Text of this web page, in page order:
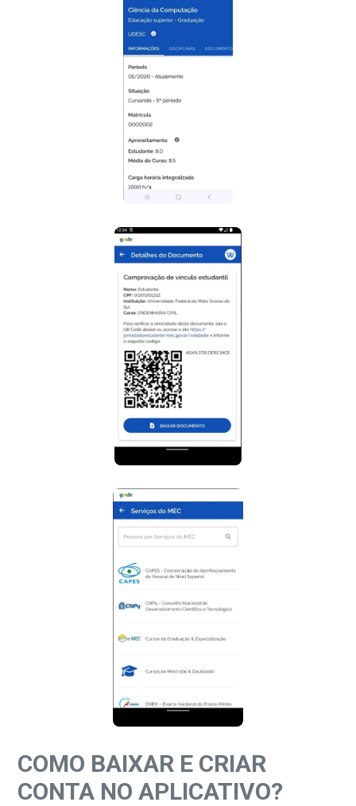
COMO BAIXAR E CRIAR
CONTA NO APLICATIVO?